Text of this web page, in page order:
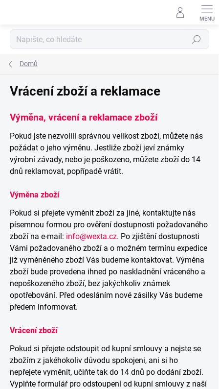
Hledat
Domů
Vrácení zboží a reklamace
Výměna, vrácení a reklamace zboží
Pokud jste nezvolili správnou velikost zboží, můžete nás
požádat o jeho výměnu. Jestliže zboží jeví známky
výrobní závady, nebo je poškozeno, můžete zboží do 14
dnů reklamovat, popřípadě vrátit.
Výměna zboží
Pokud si přejete vyměnit zboží za jiné, kontaktujte nás
písemnou formou pro ověření dostupnosti požadovaného
zboží na e-mail: info@wexta.cz. Po zjištění dostupnosti
Vámi požadovaného zboží a o možném termínu expedice
již vyměněného zboží Vás budeme kontaktovat. Výměna
zboží bude provedena ihned po naskladnění vráceného a
nepoškozeného zboží, bez jakýchkoliv známek
opotřebování. Před odesláním nové zásilky Vás budeme
předem informovat.
Vrácení zboží
Pokud si přejete odstoupit od kupní smlouvy a nejste se
zbožím z jakéhokoliv důvodu spokojeni, ani si ho
nepřejete vyměnit, učiňte tak do 14 dnů po dodání zboží.
Vyplňte formulář pro odstoupení od kupní smlouvy z naší